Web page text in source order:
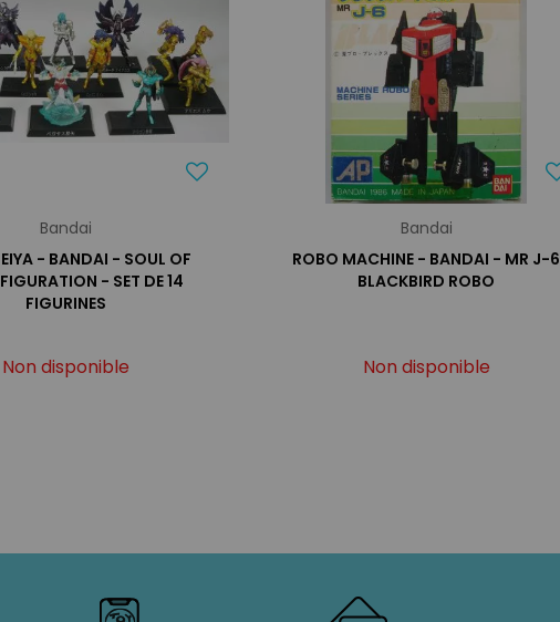
Bandai
- BANDAI - SOUL OF
- SET DE 14
FIGURINES
Non disponible
Bandai
ROBO MACHINE - BANDAI - MR J-6
BLACKBIRD ROBO
Non disponible